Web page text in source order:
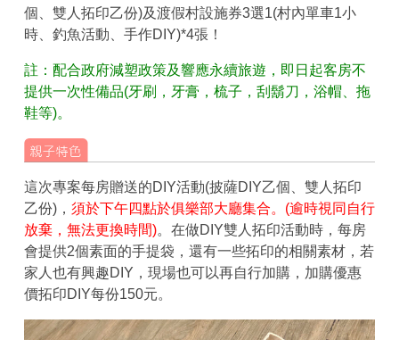
個、雙人拓印乙份)及渡假村設施券3選1(村內單車1小
時、釣魚活動、手作DIY)*4張！
註：配合政府減塑政策及響應永續旅遊，即日起客房不
提供一次性備品(牙刷，牙膏，梳子，刮鬍刀，浴帽、拖
鞋等)。
這次專案每房贈送的DIY活動(披薩DIY乙個、雙人拓印
乙份)， 須於下午四點於俱樂部大廳集合。(逾時視同自行
放棄，無法更換時間)。在做DIY雙人拓印活動時，每房
會提供2個素面的手提袋，還有一些拓印的相關素材，若
家人也有興趣DIY，現場也可以再自行加購，加購優惠
價拓印DIY每份150元。